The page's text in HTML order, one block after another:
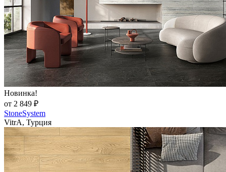
Новинка!
от 2 849 ₽
StoneSystem
VitrA, Турция